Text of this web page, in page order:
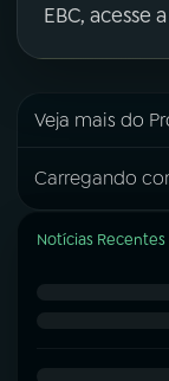
EBC, acesse
Veja mais do
Carregando
Notícias Recentes